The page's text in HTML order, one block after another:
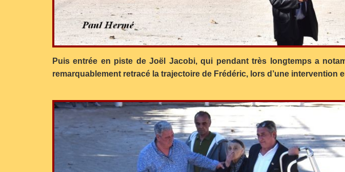
Puis entrée en piste de Joël Jacobi, qui pendant très longtemps a
remarquablement retracé la trajectoire de Frédéric, lors d’une intervention